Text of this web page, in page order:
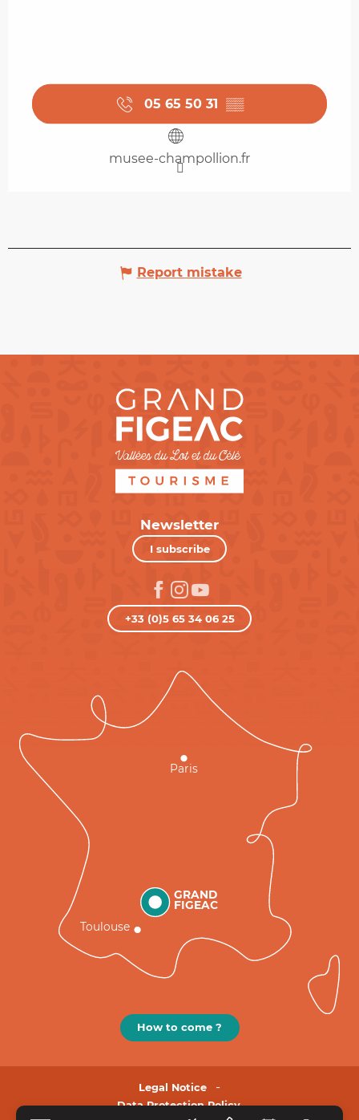
05 65 50 31 ▒▒
musee-champollion.fr
Report mistake
Newsletter
I subscribe
+33 (0)5 65 34 06 25
GRAND
FIGEAC
Toulouse
Paris
How to come ?
Legal Notice
Data Protection Policy.